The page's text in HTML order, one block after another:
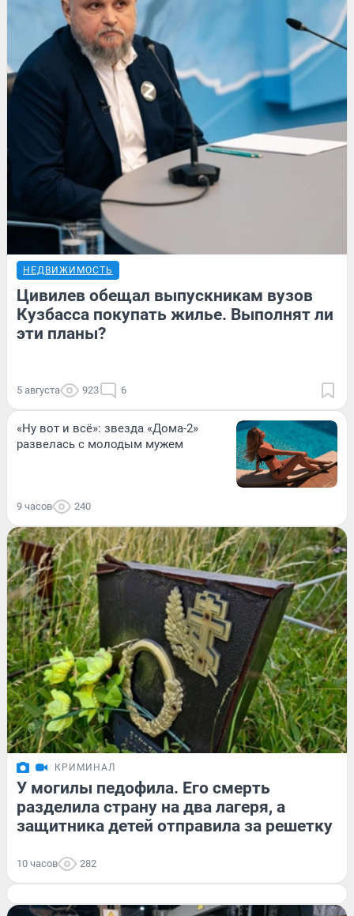
НЕДВИЖИМОСТЬ
Цивилев обещал выпускникам вузов
Кузбасса покупать жилье. Выполнят ли
эти планы?
5 августа 923 6
«Ну вот и всё»: звезда «Дома-2»
развелась с молодым мужем
9 часов 240
КРИМИНАЛ
У могилы педофила. Его смерть
разделила страну на два лагеря, а
защитника детей отправила за решетку
10 часов 282